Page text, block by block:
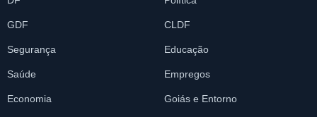
GDF CLDF
Segurança Educação
Saúde Empregos
Economia Goiás e Entorno